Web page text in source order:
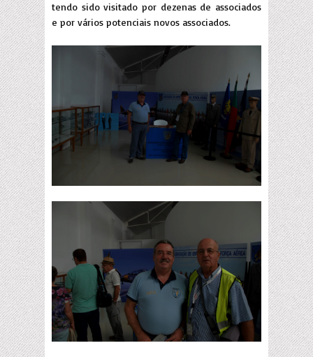
tendo sido visitado por dezenas de associados
e por vários potenciais novos associados.